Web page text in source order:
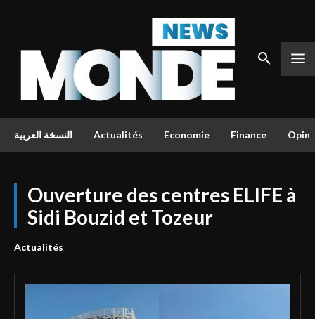
النسخة العربية Actualités Economie Finance
Ouverture des centres ELIFE à
Sidi Bouzid et Tozeur
Actualités